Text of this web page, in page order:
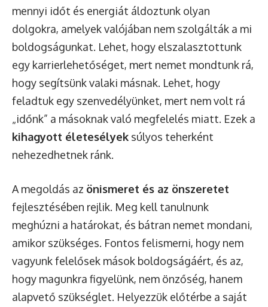
mennyi időt és energiát áldoztunk olyan
dolgokra, amelyek valójában nem szolgálták a mi
boldogságunkat. Lehet, hogy elszalasztottunk
egy karrierlehetőséget, mert nemet mondtunk rá,
hogy segítsünk valaki másnak. Lehet, hogy
feladtuk egy szenvedélyünket, mert nem volt rá
„időnk” a másoknak való megfelelés miatt. Ezek a
kihagyott életesélyek súlyos teherként
nehezedhetnek ránk.
A megoldás az önismeret és az önszeretet
fejlesztésében rejlik. Meg kell tanulnunk
meghúzni a határokat, és bátran nemet mondani,
amikor szükséges. Fontos felismerni, hogy nem
vagyunk felelősek mások boldogságáért, és az,
hogy magunkra figyelünk, nem önzőség, hanem
alapvető szükséglet. Helyezzük előtérbe a saját